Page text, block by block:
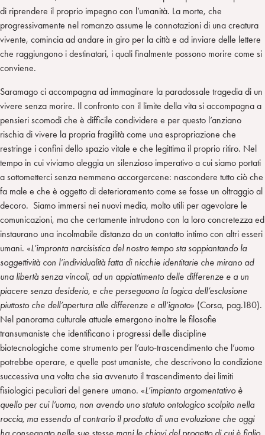
di riprendere il proprio impegno con l’umanità. La morte, che
progressivamente nel romanzo assume le connotazioni di una creatura
vivente, comincia ad andare in giro per la città e ad inviare delle lettere
che raggiungono i destinatari, i quali finalmente possono morire come si
conviene.
Saramago ci accompagna ad immaginare la paradossale tragedia di un
vivere senza morire. Il confronto con il limite della vita si accompagna a
pensieri scomodi che è difficile condividere e per questo l’anziano
rischia di vivere la propria fragilità come una espropriazione che
restringe i confini dello spazio vitale e che legittima il proprio ritiro. Nel
tempo in cui viviamo aleggia un silenzioso imperativo a cui siamo portati
a sottometterci senza nemmeno accorgercene: nascondere tutto ciò che
fa male e che è oggetto di deterioramento come se fosse un oltraggio al
decoro. Siamo immersi nei nuovi media, molto utili per agevolare le
comunicazioni, ma che certamente intrudono con la loro concretezza ed
instaurano una incolmabile distanza da un contatto intimo con altri esseri
umani. «L’impronta narcisistica del nostro tempo sta soppiantando la
soggettività con l’individualità fatta di nicchie identitarie che mirano ad
una libertà senza vincoli, ad un appiattimento delle differenze e a un
piacere senza desiderio, e che perseguono la logica dell’esclusione
piuttosto che dell’apertura alle differenze e all’ignoto» (Corsa, pag.180).
Nel panorama culturale attuale emergono inoltre le filosofie
transumaniste che identificano i progressi delle discipline
biotecnologiche come strumento per l’auto-trascendimento che l’uomo
potrebbe operare, e quelle post umaniste, che descrivono la condizione
successiva una volta che sia avvenuto il trascendimento dei limiti
fisiologici peculiari del genere umano. «L’impianto argomentativo è
quello per cui l’uomo, non avendo uno statuto ontologico scolpito nella
roccia, ma essendo al contrario il prodotto di una evoluzione che oggi